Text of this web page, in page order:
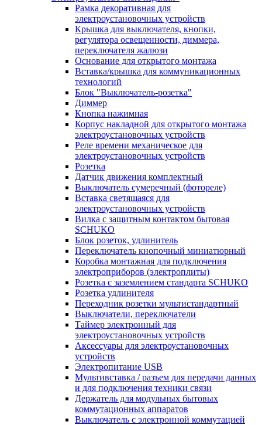
Рамка декоративная для
электроустановочных устройств
Крышка для выключателя, кнопки,
регулятора освещенности, диммера,
переключателя жалюзи
Основание для открытого монтажа
Вставка/крышка для коммуникационных
технологий
Блок "Выключатель-розетка"
Диммер
Кнопка нажимная
Корпус накладной для открытого монтажа
электроустановочных устройств
Реле времени механическое для
электроустановочных устройств
Розетка
Датчик движения комплектный
Выключатель сумеречный (фотореле)
Вставка светящаяся для
электроустановочных устройств
Вилка с защитным контактом бытовая
SCHUKO
Блок розеток, удлинитель
Переключатель кнопочный миниатюрный
Коробка монтажная для подключения
электроприборов (электроплиты)
Розетка с заземлением стандарта SCHUKO
Розетка удлинителя
Переходник розетки мультистандартный
Выключатели, переключатели
Таймер электронный для
электроустановочных устройств
Аксессуары для электроустановочных
устройств
Электропитание USB
Мультивставка / разъем для передачи данных
и для подключения техники связи
Держатель для модульных бытовых
коммутационных аппаратов
Выключатель с электронной коммутацией